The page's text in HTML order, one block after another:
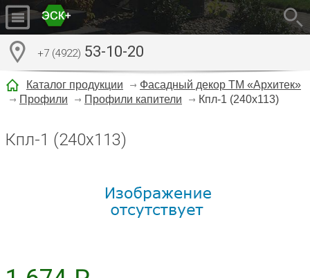
+7 (4922) 53-10-20
Каталог продукции
Фасадный декор ТМ «Архитек»
Профили
Профили капители Кпл-1 (240x113)
Кпл-1 (240x113)